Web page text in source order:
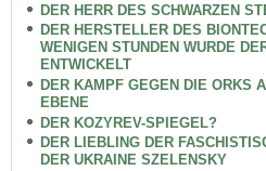
DER HERR DES SCHWARZEN
DER HERSTELLER DES
WENIGEN STUNDEN WURDE
ENTWICKELT
DER KAMPF GEGEN DIE ORKS
EBENE
DER KOZYREV-SPIEGEL?
DER LIEBLING DER
DER UKRAINE SZELENSKY